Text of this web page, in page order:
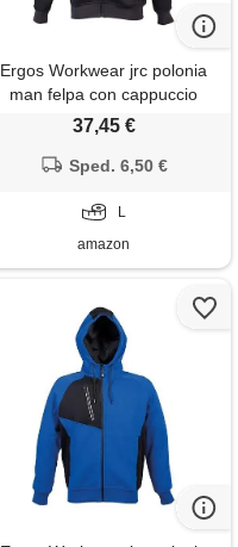
Ergos Workwear jrc polonia
man felpa con cappuccio
tessuto misto cotone
multitasche (it, testo, l,
nero)
37,45 €
Sped. 6,50 €
L
amazon